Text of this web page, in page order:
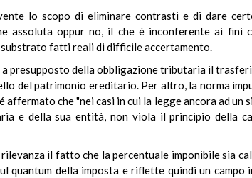
lo scopo di eliminare contrasti e di dare
assoluta oppur no, il che é inconferente ai fini
substrato fatti reali di difficile accertamento.
presupposto della obbligazione tributaria il
del patrimonio ereditario. Per altro, la norma
affermato che "nei casi in cui la legge ancora ad un
e della sua entità, non viola il principio della
il fatto che la percentuale imponibile sia
quantum della imposta e riflette quindi un campo